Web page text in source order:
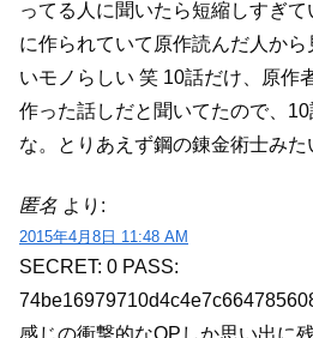
ってる人に聞いたら短縮しすぎ
に作られていて原作読んだ人か
いモノらしい 笑 10話だけ、原作
作った話しだと聞いてたので、
な。とりあえず鋼の錬金術士みた
匿名 より:
2015年4月8日 11:48 AM
SECRET: 0 PASS:
感じの衝撃的なOPしか思い出に